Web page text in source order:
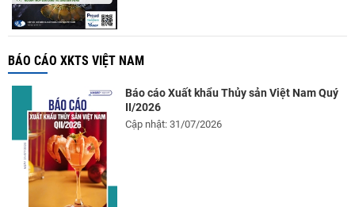
BÁO CÁO XKTS VIỆT NAM
Báo cáo Xuất khẩu Thủy sản Việt Nam Quý
II/2026
Cập nhật: 31/07/2026